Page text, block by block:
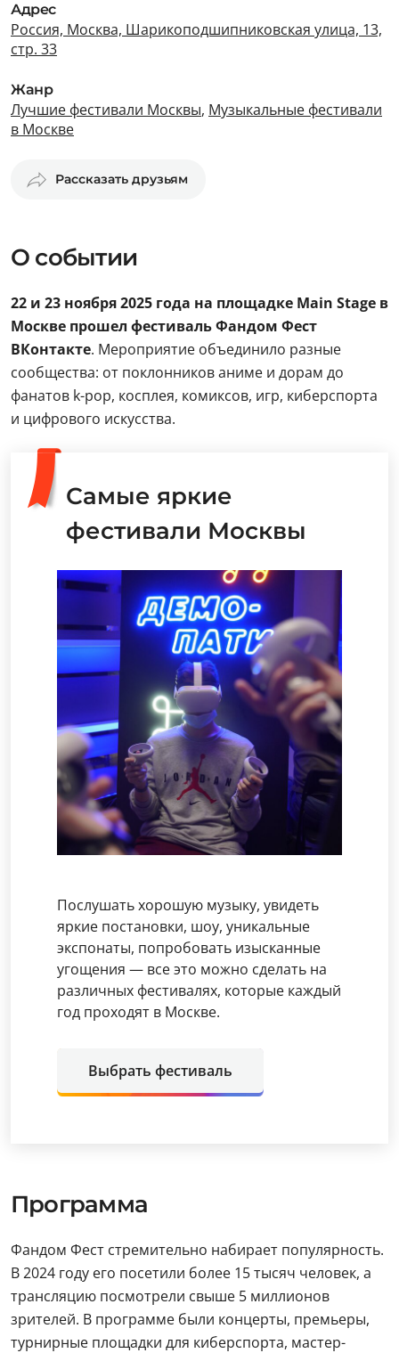
Адрес
Россия, Москва, Шарикоподшипниковская улица, 13,
стр. 33
Жанр
Лучшие фестивали Москвы, Музыкальные фестивали
в Москве
Рассказать друзьям
О событии
22 и 23 ноября 2025 года на площадке Main Stage в
Москве прошел фестиваль Фандом Фест
ВКонтакте. Мероприятие объединило разные
сообщества: от поклонников аниме и дорам до
фанатов k-pop, косплея, комиксов, игр, киберспорта
и цифрового искусства.
Самые яркие
фестивали Москвы
Послушать хорошую музыку, увидеть
яркие постановки, шоу, уникальные
экспонаты, попробовать изысканные
угощения — все это можно сделать на
различных фестивалях, которые каждый
год проходят в Москве.
Выбрать фестиваль
Программа
Фандом Фест стремительно набирает популярность.
В 2024 году его посетили более 15 тысяч человек, а
трансляцию посмотрели свыше 5 миллионов
зрителей. В программе были концерты, премьеры,
турнирные площадки для киберспорта, мастер-